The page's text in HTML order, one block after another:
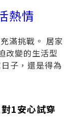
熱情
滿挑戰。 居家
改變的生活型
子，還是得為
1安心試穿